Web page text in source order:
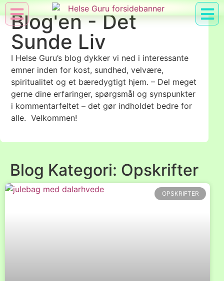
Blog'en - Det
Sunde Liv
I Helse Guru’s blog dykker vi ned i interessante
emner inden for kost, sundhed, velvære,
spiritualitet og et bæredygtigt hjem. – Del meget
gerne dine erfaringer, spørgsmål og synspunkter
i kommentarfeltet – det gør indholdet bedre for
alle. Velkommen!
Blog Kategori: Opskrifter
OPSKRIFTER